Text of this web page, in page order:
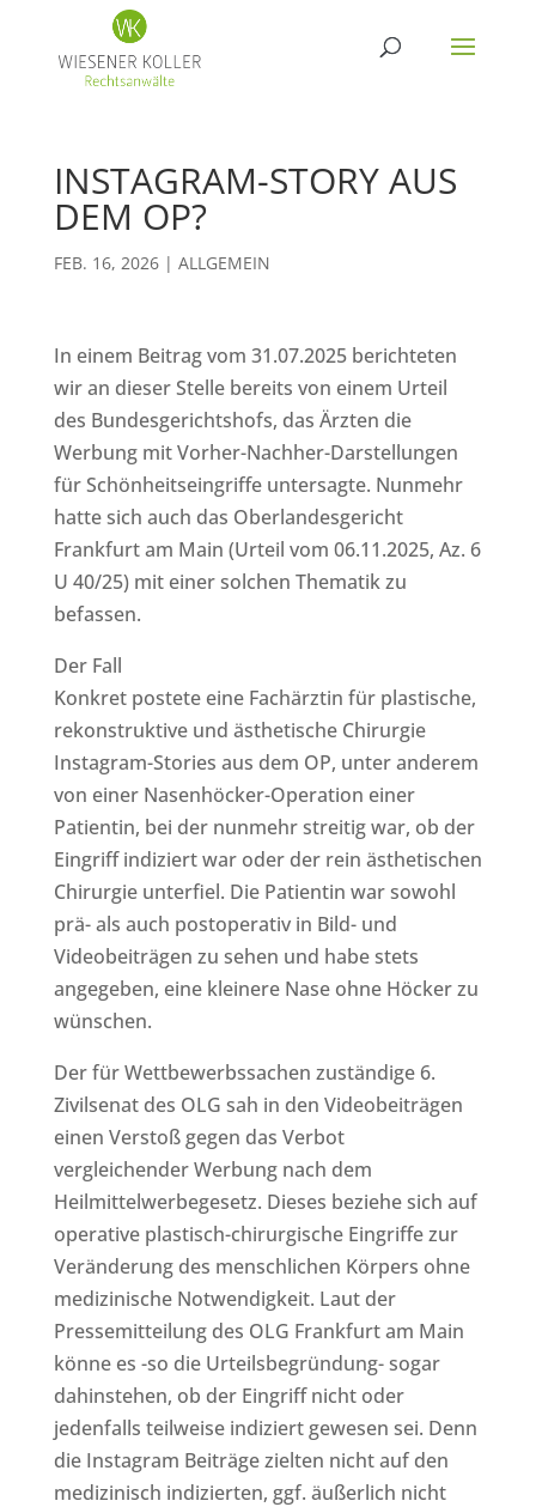
INSTAGRAM-STORY AUS
DEM OP?
FEB. 16, 2026| ALLGEMEIN
In einem Beitrag vom 31.07.2025 berichteten
wir an dieser Stelle bereits von einem Urteil
des Bundesgerichtshofs, das Ärzten die
Werbung mit Vorher-Nachher-Darstellungen
für Schönheitseingriffe untersagte. Nunmehr
hatte sich auch das Oberlandesgericht
Frankfurt am Main (Urteil vom 06.11.2025, Az. 6
U 40/25) mit einer solchen Thematik zu
befassen.
Der Fall
Konkret postete eine Fachärztin für plastische,
rekonstruktive und ästhetische Chirurgie
Instagram-Stories aus dem OP, unter anderem
von einer Nasenhöcker-Operation einer
Patientin, bei der nunmehr streitig war, ob der
Eingriff indiziert war oder der rein ästhetischen
Chirurgie unterfiel. Die Patientin war sowohl
prä- als auch postoperativ in Bild- und
Videobeiträgen zu sehen und habe stets
angegeben, eine kleinere Nase ohne Höcker zu
wünschen.
Der für Wettbewerbssachen zuständige 6.
Zivilsenat des OLG sah in den Videobeiträgen
einen Verstoß gegen das Verbot
vergleichender Werbung nach dem
Heilmittelwerbegesetz. Dieses beziehe sich auf
operative plastisch-chirurgische Eingriffe zur
Veränderung des menschlichen Körpers ohne
medizinische Notwendigkeit. Laut der
Pressemitteilung des OLG Frankfurt am Main
könne es -so die Urteilsbegründung- sogar
dahinstehen, ob der Eingriff nicht oder
jedenfalls teilweise indiziert gewesen sei. Denn
die Instagram Beiträge zielten nicht auf den
medizinisch indizierten, ggf. äußerlich nicht